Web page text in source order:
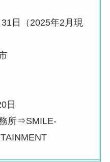
日（2025年2月現
日
所⇒SMILE-